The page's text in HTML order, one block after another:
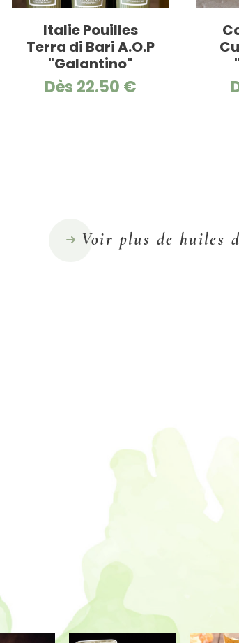
Italie Pouilles
Terra di Bari A.O.P
"Galantino"
Dès 22.50 €
Voir plus de huiles